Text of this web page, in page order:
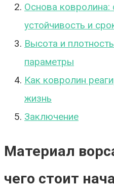
Основа ковролина:
устойчивость и
Высота и
параметры
Как ковролин
жизнь
Заключение
Материал
чего стоит